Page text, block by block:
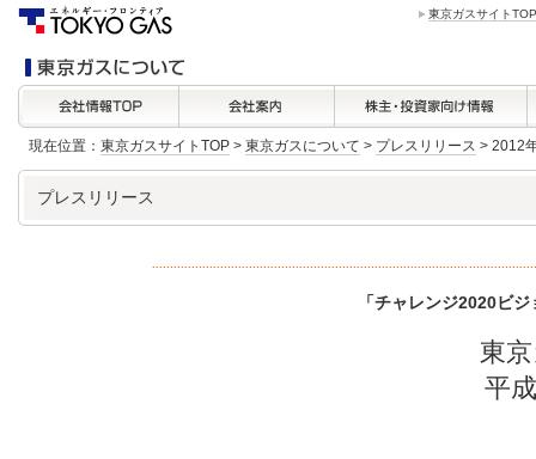
東京ガスサイトTOP
現在位置： 東京ガスサイトTOP > 東京ガスについて > プレスリリース > 2012
プレスリリース
「チャレンジ2020ビ
東
平